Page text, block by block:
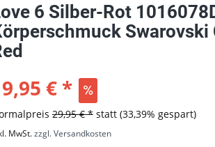
6 Silber-Rot
Swarovski
€ *
29,95 € *statt (33,39% gespart)
MwSt.zzgl. Versandkosten